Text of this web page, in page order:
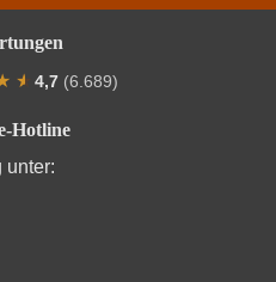
Hotline
unter:
★
★ 4,7 (6.689)